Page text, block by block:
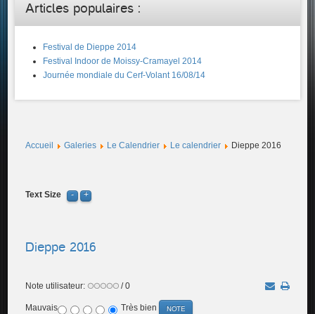
Articles populaires :
Festival de Dieppe 2014
Festival Indoor de Moissy-Cramayel 2014
Journée mondiale du Cerf-Volant 16/08/14
Accueil Galeries Le Calendrier Le calendrier Dieppe 2016
Text Size
Dieppe 2016
Note utilisateur: / 0
Mauvais Très bien